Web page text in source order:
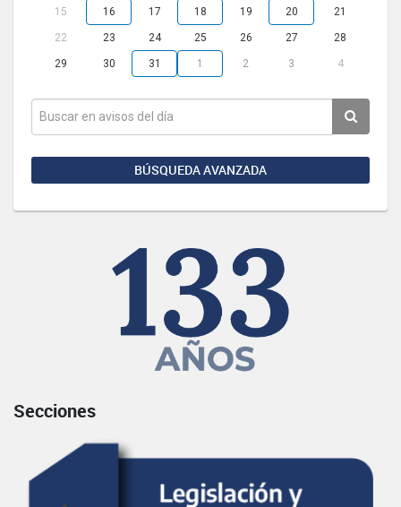
15 16 17 18 19 20 21
22 23 24 25 26 27 28
29 30 31 1 2 3 4
BÚSQUEDA AVANZADA
Secciones